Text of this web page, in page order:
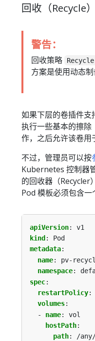
回收（Recycle）
警告：
回收策略 Recycle
方案是使用动态制
如果下层的卷插件支
执行一些基本的擦除
作，之后允许该卷用
不过，管理员可以按
Kubernetes 控制器
的回收器（Recycler
Pod 模板必须包含一
apiVersion:
v1
kind :
Pod
metadata:
name:
pv-
namespace:
spec:
restartPolicy:
volumes:
- name:
vol
hostPath:
path:
/